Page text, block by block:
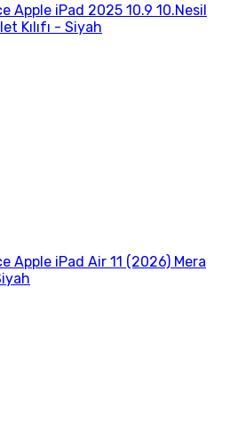
Apple iPad 2025 10.9 10.Nesil
Kılıfı - Siyah
Apple iPad Air 11 (2026) Mera